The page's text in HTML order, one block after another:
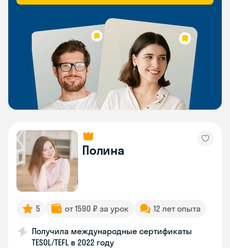
Полина
5 от 1590 ₽ за урок 12 лет опыта
Получила международные сертификаты
TESOL/TEFL в 2022 году